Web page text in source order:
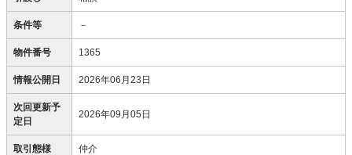
条件等 －
物件番号 1365
情報公開日 2026年06月23日
次回更新予
定日
2026年09月05日
取引態様 仲介